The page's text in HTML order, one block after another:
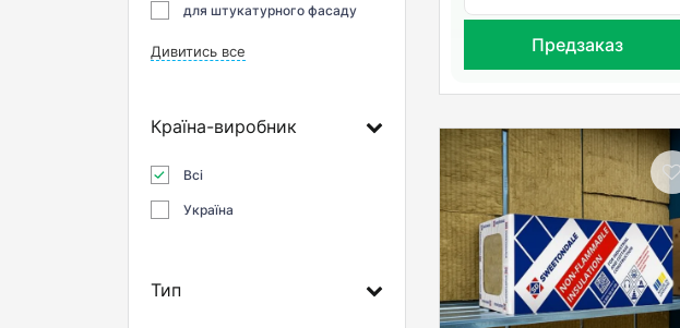
для штукатурного фасаду
Дивитись все
Країна-виробник
Всі
Україна
Тип
Предзаказ